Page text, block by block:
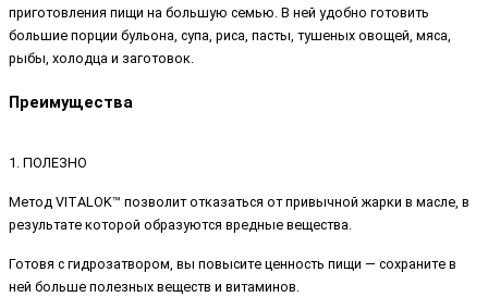
приготовления пищи на большую семью. В ней удобно готовить
большие порции бульона, супа, риса, пасты, тушеных овощей, мяса,
рыбы, холодца и заготовок.
Преимущества
1. ПОЛЕЗНО
Метод VITALOK™ позволит отказаться от привычной жарки в масле, в
результате которой образуются вредные вещества.
Готовя с гидрозатвором, вы повысите ценность пищи — сохраните в
ней больше полезных веществ и витаминов.